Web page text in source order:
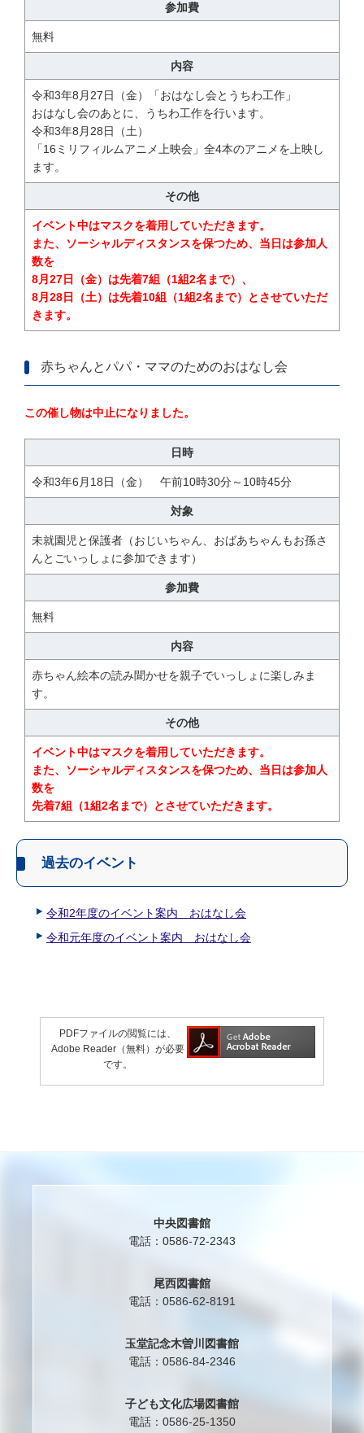
参加費
無料
内容
令和3年8月27日（金）「おはなし会とうちわ工作」
おはなし会のあとに、うちわ工作を行います。
令和3年8月28日（土）
「16ミリフィルムアニメ上映会」全4本のアニメを上映し
ます。
その他
イベント中はマスクを着用していただきます。
また、ソーシャルディスタンスを保つため、当日は参加人
数を
8月27日（金）は先着7組（1組2名まで）、
8月28日（土）は先着10組（1組2名まで）とさせていただ
きます。
赤ちゃんとパパ・ママのためのおはなし会
この催し物は中止になりました。
日時
令和3年6月18日（金） 午前10時30分～10時45分
対象
未就園児と保護者（おじいちゃん、おばあちゃんもお孫さ
んとごいっしょに参加できます）
参加費
無料
内容
赤ちゃん絵本の読み聞かせを親子でいっしょに楽しみま
す。
その他
イベント中はマスクを着用していただきます。
また、ソーシャルディスタンスを保つため、当日は参加人
数を
先着7組（1組2名まで）とさせていただきます。
過去のイベント
令和2年度のイベント案内 おはなし会
令和元年度のイベント案内 おはなし会
PDFファイルの閲覧には、
Adobe Reader（無料）が必要
です。
中央図書館
電話：0586-72-2343
尾西図書館
電話：0586-62-8191
玉堂記念木曽川図書館
電話：0586-84-2346
子ども文化広場図書館
電話：0586-25-1350